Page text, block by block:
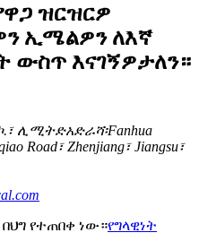
ዝርዝርዎ
ኢሜልዎን ለእኛ
ውስጥ እናገኝዎታለን።
ሊሚትድአድራሻ፡Fanhua
Road፣ Zhenjiang፣ Jiangsu፣
የተጠበቀ ነው።የግላዊነት